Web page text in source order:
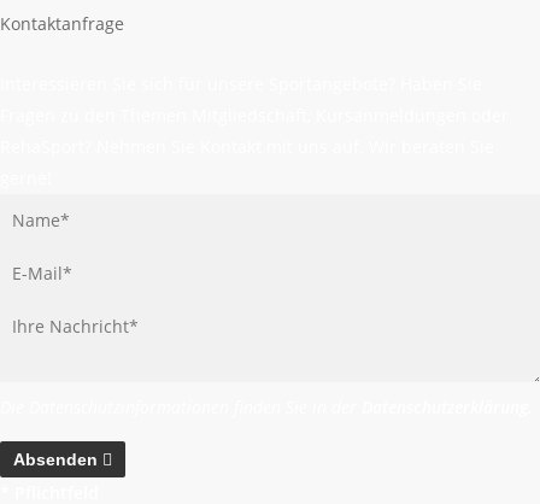
Kontaktanfrage
Absenden